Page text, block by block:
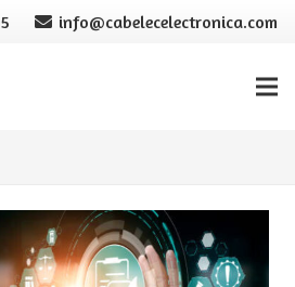
info@cabelecelectronica.com